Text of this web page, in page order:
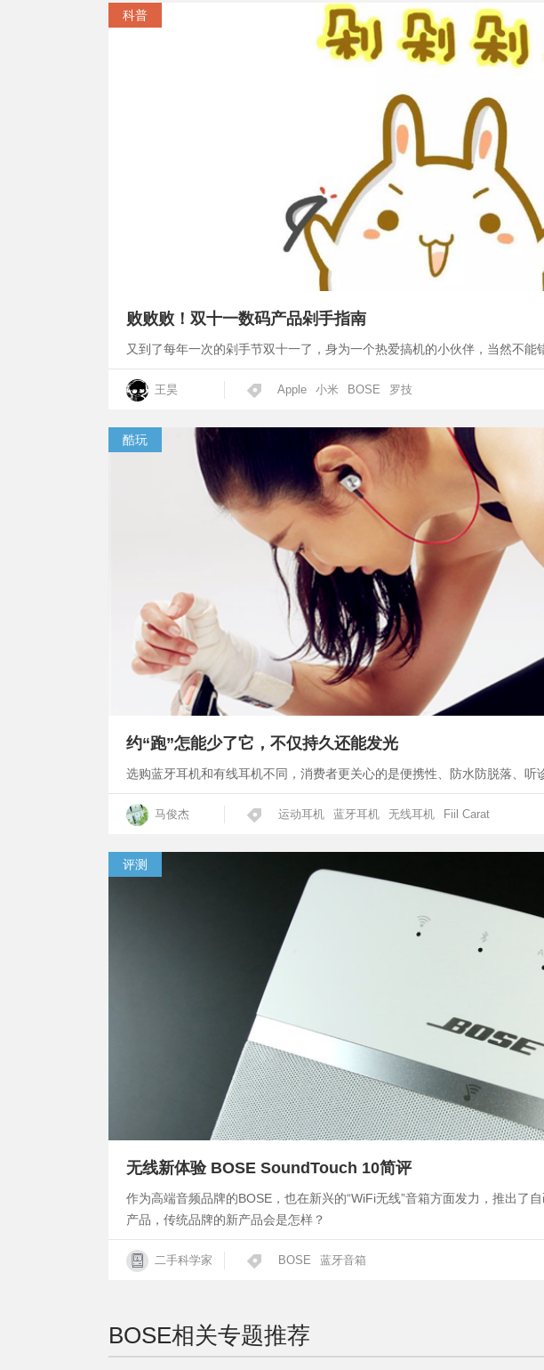
科普
败败败！双十一数码产品剁手指南
又到了每年一次的剁手节双十一了，身为一个热爱搞机的小伙伴，当然不能
王昊 Apple 小米 BOSE 罗技
酷玩
约“跑”怎能少了它，不仅持久还能发光
选购蓝牙耳机和有线耳机不同，消费者更关心的是便携性、防水防脱落、听
马俊杰 运动耳机 蓝牙耳机 无线耳机 Fiil Carat
评测
无线新体验 BOSE SoundTouch 10简评
作为高端音频品牌的BOSE，也在新兴的“WiFi无线”音箱方面发力，推出了
产品，传统品牌的新产品会是怎样？
二手科学家 BOSE 蓝牙音箱
BOSE相关专题推荐